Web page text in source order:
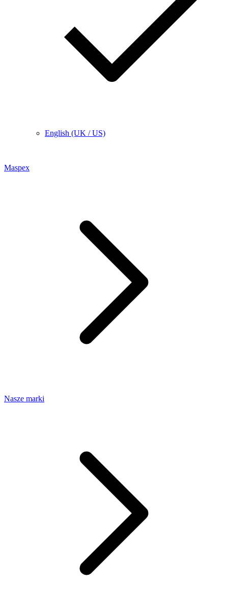
English (UK / US)
Maspex
Nasze marki